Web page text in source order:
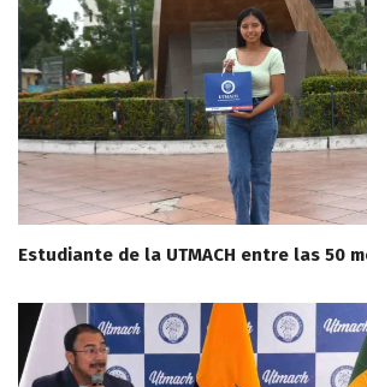
Estudiante de la UTMACH entre las 50